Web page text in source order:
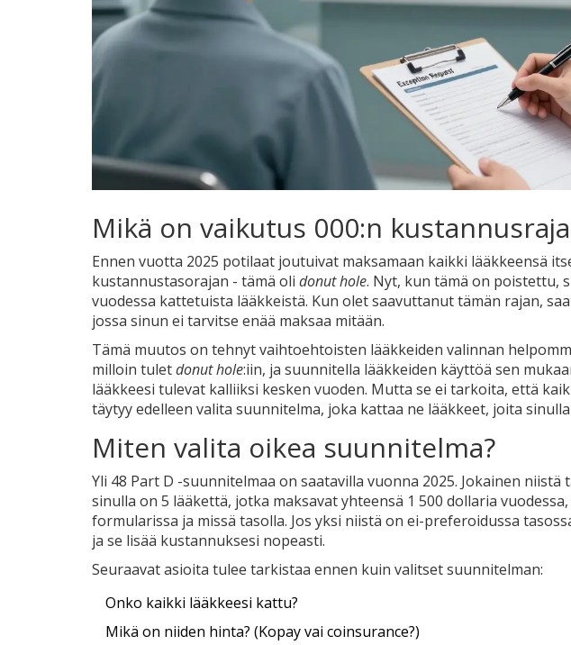
Mikä on vaikutus 000:n
Ennen vuotta 2025 potilaat joutuivat maksamaan kaikki lääkkeensä
kustannustasorajan - tämä oli donut hole. Nyt, kun tämä on poistettu,
vuodessa kattetuista lääkkeistä. Kun olet saavuttanut tämän rajan,
jossa sinun ei tarvitse enää maksaa mitään.
Tämä muutos on tehnyt vaihtoehtoisten lääkkeiden valinnan
milloin tuletdonut hole:iin, ja suunnitella lääkkeiden käyttöä sen
lääkkeesi tulevat kalliiksi kesken vuoden. Mutta se ei tarkoita, että
täytyy edelleen valita suunnitelma, joka kattaa ne lääkkeet, joita
Miten valita oikea suunnitelma?
Yli 48 Part D -suunnitelmaa on saatavilla vuonna 2025. Jokainen
sinulla on 5 lääkettä, jotka maksavat yhteensä 1 500 dollaria
formularissa ja missä tasolla. Jos yksi niistä on ei-preferoidussa
ja se lisää kustannuksesi nopeasti.
Seuraavat asioita tulee tarkistaa ennen kuin valitset suunnitelman:
Onko kaikki lääkkeesi kattu?
Mikä on niiden hinta? (Kopay vai coinsurance?)